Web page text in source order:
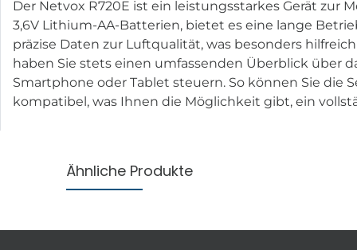
Der Netvox R720E ist ein leistungsstarkes Gerät
3,6V Lithium-AA-Batterien, bietet es eine lange
präzise Daten zur Luftqualität, was besonders
haben Sie stets einen umfassenden Überblick über
Smartphone oder Tablet steuern. So können Sie die
kompatibel, was Ihnen die Möglichkeit gibt, ein
Ähnliche Produkte